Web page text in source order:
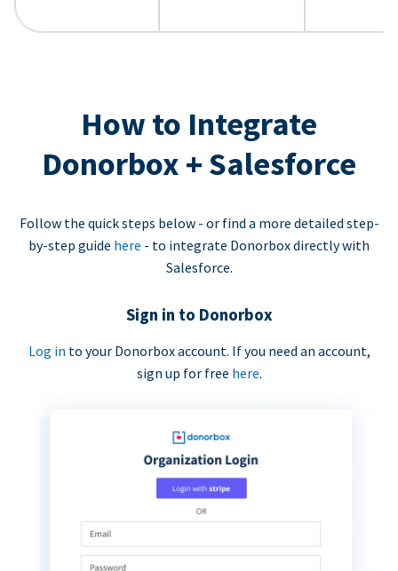
How to Integrate
Donorbox + Salesforce
Follow the quick steps below - or find a more detailed step-
by-step guide here - to integrate Donorbox directly with
Salesforce.
Sign in to Donorbox
Log in to your Donorbox account. If you need an account,
sign up for free here.